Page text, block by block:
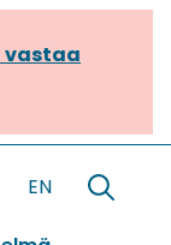
vastaa
EN
Hae